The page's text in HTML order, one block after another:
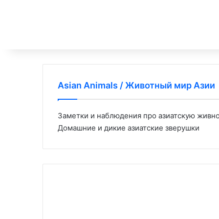
Asian Animals / Животный мир Азии
Заметки и наблюдения про азиатскую
Домашние и дикие азиатские зверушки